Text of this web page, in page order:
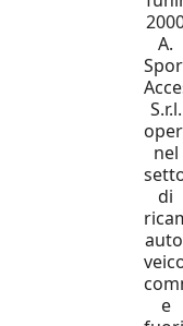
A.
S.r.l.
nel
di
e